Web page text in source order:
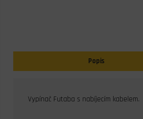
Popis
Vypínač Futaba s nabíjecím kabelem.